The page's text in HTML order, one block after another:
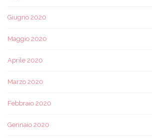
Giugno 2020
Maggio 2020
Aprile 2020
Marzo 2020
Febbraio 2020
Gennaio 2020